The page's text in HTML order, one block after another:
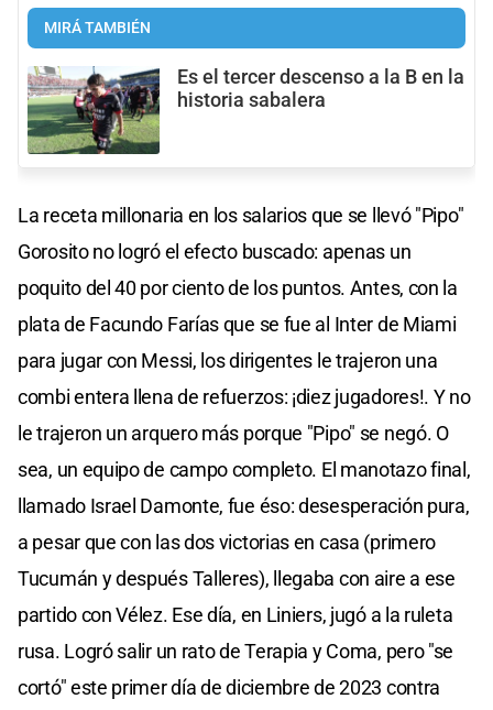
MIRÁ TAMBIÉN
Es el tercer descenso a la B en la
historia sabalera
La receta millonaria en los salarios que se llevó "Pipo"
Gorosito no logró el efecto buscado: apenas un
poquito del 40 por ciento de los puntos. Antes, con la
plata de Facundo Farías que se fue al Inter de Miami
para jugar con Messi, los dirigentes le trajeron una
combi entera llena de refuerzos: ¡diez jugadores!. Y no
le trajeron un arquero más porque "Pipo" se negó. O
sea, un equipo de campo completo. El manotazo final,
llamado Israel Damonte, fue éso: desesperación pura,
a pesar que con las dos victorias en casa (primero
Tucumán y después Talleres), llegaba con aire a ese
partido con Vélez. Ese día, en Liniers, jugó a la ruleta
rusa. Logró salir un rato de Terapia y Coma, pero "se
cortó" este primer día de diciembre de 2023 contra